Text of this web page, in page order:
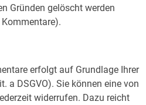
Gründen gelöscht werden
erfolgt auf Grundlage Ihrer
a DSGVO). Sie können eine von
widerrufen. Dazu reicht